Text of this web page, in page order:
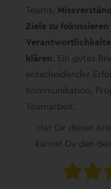
Teams,
Ziele zu fokussieren
klären. Ein gutes
entscheidender
Kommunikation,
Teamarbeit.
Hat Dir dieser
kannst Du den